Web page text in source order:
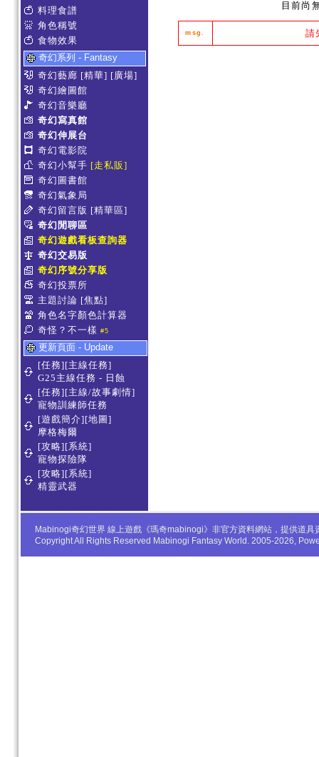
料理食譜
角色稱號
食物效果
奇幻系列 - Fantasy
奇幻藝廊 [精華] [廣場]
奇幻繪圖館
奇幻音樂廳
奇幻寫真館
奇幻伸展台
奇幻電影院
奇幻小幫手 [走私販]
奇幻圖書館
奇幻氣象局
奇幻留言版 [精華區]
奇幻閒聊區
奇幻遊戲看板查詢器
奇幻交易版
奇幻序號分享版
奇幻投票所
主題討論 [焦點]
角色名字顏色計算器
奇怪？不一樣 #5
更新頁面 - Update
[任務][主線任務]
G25主線任務 - 日蝕
[任務][主線/故事劇情]
寵物訓練師任務
[遊戲簡介][地圖]
摩格梅爾
[攻略][系統]
寵物探險隊
[攻略][系統]
精靈武器
目前尚
msg. 請
Mabinogi奇幻世界 線上遊戲《瑪奇mabinogi》非官方資料網站，提供道
Copyright All Rights Reserved Mabinogi Fantasy World. 2005-2026,